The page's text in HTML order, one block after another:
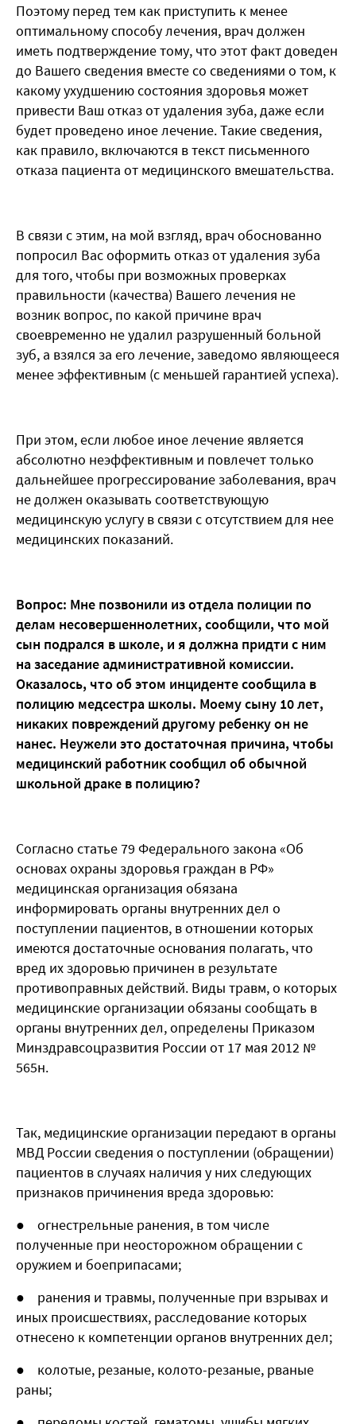
Поэтому перед тем как приступить к менее
оптимальному способу лечения, врач должен
иметь подтверждение тому, что этот факт доведен
до Вашего сведения вместе со сведениями о том, к
какому ухудшению состояния здоровья может
привести Ваш отказ от удаления зуба, даже если
будет проведено иное лечение. Такие сведения,
как правило, включаются в текст письменного
отказа пациента от медицинского вмешательства.
В связи с этим, на мой взгляд, врач обоснованно
попросил Вас оформить отказ от удаления зуба
для того, чтобы при возможных проверках
правильности (качества) Вашего лечения не
возник вопрос, по какой причине врач
своевременно не удалил разрушенный больной
зуб, а взялся за его лечение, заведомо являющееся
менее эффективным (с меньшей гарантией успеха).
При этом, если любое иное лечение является
абсолютно неэффективным и повлечет только
дальнейшее прогрессирование заболевания, врач
не должен оказывать соответствующую
медицинскую услугу в связи с отсутствием для нее
медицинских показаний.
Вопрос: Мне позвонили из отдела полиции по
делам несовершеннолетних, сообщили, что мой
сын подрался в школе, и я должна придти с ним
на заседание административной комиссии.
Оказалось, что об этом инциденте сообщила в
полицию медсестра школы. Моему сыну 10 лет,
никаких повреждений другому ребенку он не
нанес. Неужели это достаточная причина, чтобы
медицинский работник сообщил об обычной
школьной драке в полицию?
Согласно статье 79 Федерального закона «Об
основах охраны здоровья граждан в РФ»
медицинская организация обязана
информировать органы внутренних дел о
поступлении пациентов, в отношении которых
имеются достаточные основания полагать, что
вред их здоровью причинен в результате
противоправных действий. Виды травм, о которых
медицинские организации обязаны сообщать в
органы внутренних дел, определены Приказом
Минздравсоцразвития России от 17 мая 2012 №
565н.
Так, медицинские организации передают в органы
МВД России сведения о поступлении (обращении)
пациентов в случаях наличия у них следующих
признаков причинения вреда здоровью:
● огнестрельные ранения, в том числе
полученные при неосторожном обращении с
оружием и боеприпасами;
● ранения и травмы, полученные при взрывах и
иных происшествиях, расследование которых
отнесено к компетенции органов внутренних дел;
● колотые, резаные, колото-резаные, рваные
раны;